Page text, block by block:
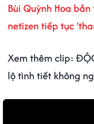
Bùi Quỳnh Hoa
netizen tiếp tục
Xem thêm clip:
lộ tình tiết không